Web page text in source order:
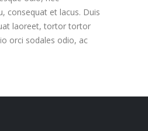
consequat et lacus. Duis
laoreet, tortor tortor
orci sodales odio, ac